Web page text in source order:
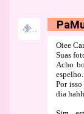
Oiee
Suas
Acho
Por
dia